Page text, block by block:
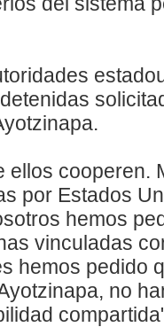
ellos cooperen.
por Estados
hemos
vinculadas
hemos pedido
no